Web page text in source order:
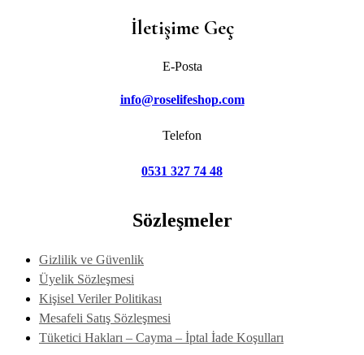
İletişime Geç
E-Posta
info@roselifeshop.com
Telefon
0531 327 74 48
Sözleşmeler
Gizlilik ve Güvenlik
Üyelik Sözleşmesi
Kişisel Veriler Politikası
Mesafeli Satış Sözleşmesi
Tüketici Hakları – Cayma – İptal İade Koşulları